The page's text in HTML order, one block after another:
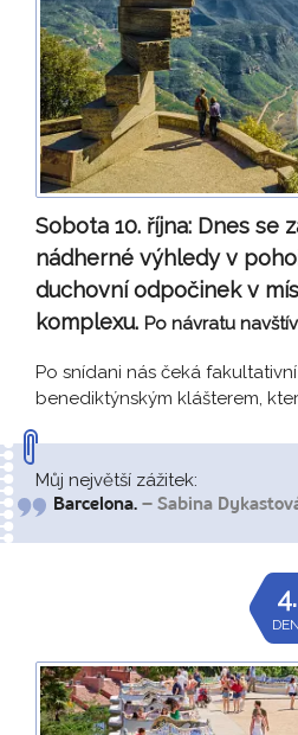
Sobota 10. října: Dnes se
nádherné výhledy v
duchovní odpočinek v
komplexu. Po návratu
Po snídani nás čeká
benediktýnským klášterem,
Můj největší zážitek:
Barcelona. – Sabina
4.
DEN